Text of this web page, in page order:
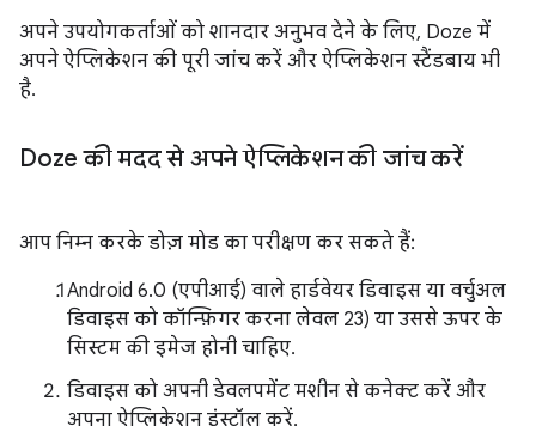
अपने उपयोगकर्ताओं को शानदार अनुभव देने के लिए, Doze में
अपने ऐप्लिकेशन की पूरी जांच करें और ऐप्लिकेशन स्टैंडबाय भी
है.
Doze की मदद से अपने ऐप्लिकेशन की जांच करें
आप निम्न करके डोज़ मोड का परीक्षण कर सकते हैं:
Android 6.0 (एपीआई) वाले हार्डवेयर डिवाइस या वर्चुअल
डिवाइस को कॉन्फ़िगर करना लेवल 23) या उससे ऊपर के
सिस्टम की इमेज होनी चाहिए.
डिवाइस को अपनी डेवलपमेंट मशीन से कनेक्ट करें और
अपना ऐप्लिकेशन इंस्टॉल करें.